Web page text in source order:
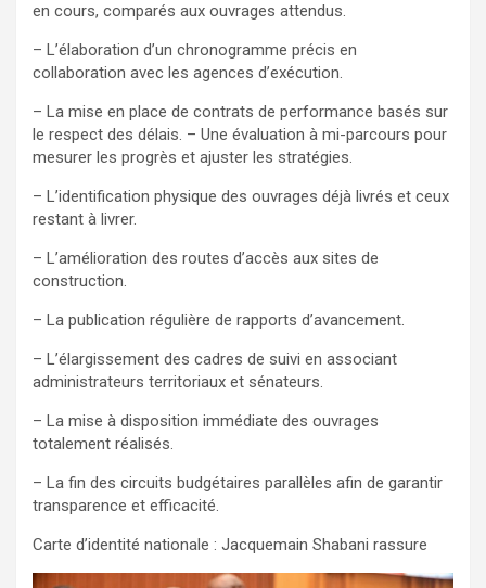
en cours, comparés aux ouvrages attendus.
– L’élaboration d’un chronogramme précis en
collaboration avec les agences d’exécution.
– La mise en place de contrats de performance basés sur
le respect des délais. – Une évaluation à mi-parcours pour
mesurer les progrès et ajuster les stratégies.
– L’identification physique des ouvrages déjà livrés et ceux
restant à livrer.
– L’amélioration des routes d’accès aux sites de
construction.
– La publication régulière de rapports d’avancement.
– L’élargissement des cadres de suivi en associant
administrateurs territoriaux et sénateurs.
– La mise à disposition immédiate des ouvrages
totalement réalisés.
– La fin des circuits budgétaires parallèles afin de garantir
transparence et efficacité.
Carte d’identité nationale : Jacquemain Shabani rassure